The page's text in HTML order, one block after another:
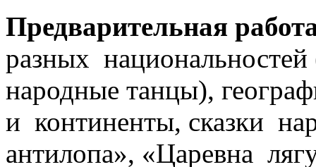
Предварительная
разных
народные танцы),
и континенты, сказки
антилопа», «Царевна